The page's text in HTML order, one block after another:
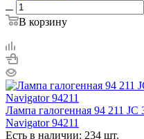
В корзину
Лампа галогенная 94 211
Navigator 94211
Есть в наличии: 234 шт.